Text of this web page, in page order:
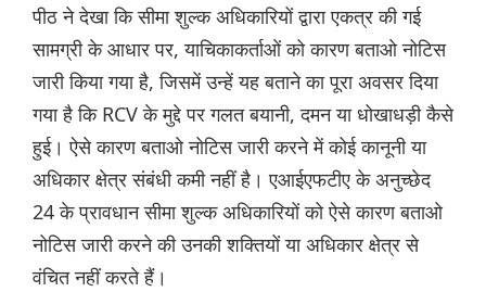
पीठ ने देखा कि सीमा शुल्क अधिकारियों द्वारा एकत्र की गई
सामग्री के आधार पर, याचिकाकर्ताओं को कारण बताओ नोटिस
जारी किया गया है, जिसमें उन्हें यह बताने का पूरा अवसर दिया
गया है कि RCV के मुद्दे पर गलत बयानी, दमन या धोखाधड़ी कैसे
हुई। ऐसे कारण बताओ नोटिस जारी करने में कोई कानूनी या
अधिकार क्षेत्र संबंधी कमी नहीं है। एआईएफटीए के अनुच्छेद
24 के प्रावधान सीमा शुल्क अधिकारियों को ऐसे कारण बताओ
नोटिस जारी करने की उनकी शक्तियों या अधिकार क्षेत्र से
वंचित नहीं करते हैं।